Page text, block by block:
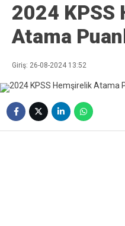
2024
Atama
Giriş: 26-08-2024 13:52